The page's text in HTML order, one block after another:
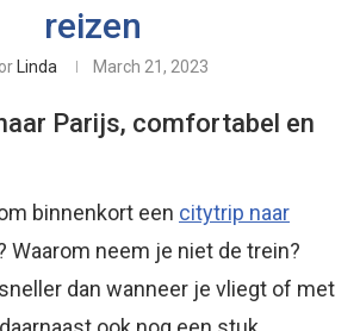
reizen
Linda March 21, 2023
Parijs, comfortabel en
binnenkort een citytrip naar
Waarom neem je niet de trein?
dan wanneer je vliegt of met